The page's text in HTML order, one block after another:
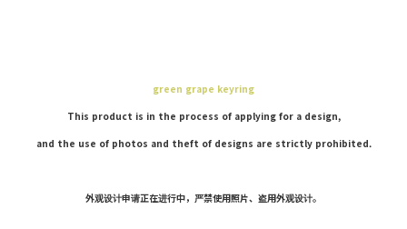
green grape keyring
This product is in the process of applying for a design,
and the use of photos and theft of designs are strictly prohibited.
外观设计申请正在进行中，严禁使用照片、盗用外观设计。